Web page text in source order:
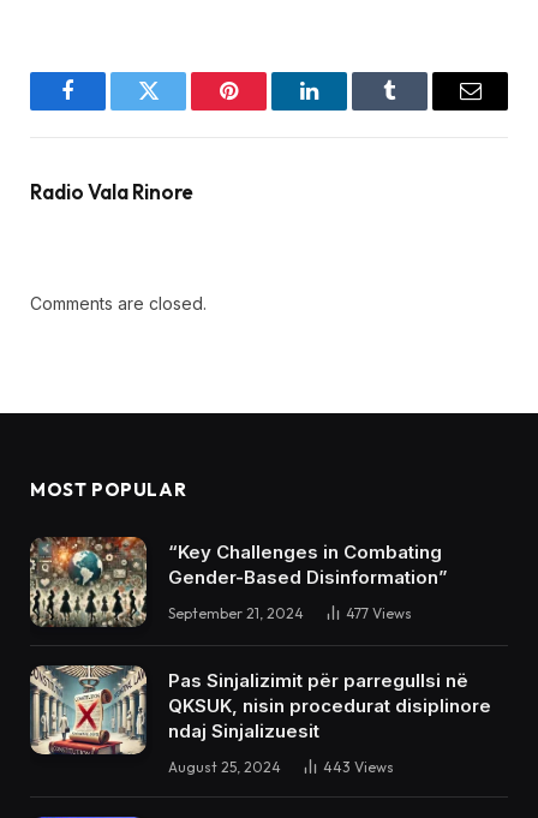
FacebookTwitter Pinterest LinkedInTumblr Email
Radio Vala Rinore
Comments are closed.
MOST POPULAR
“Key Challenges in Combating
Gender-Based Disinformation”
September 21, 2024 477 Views
Pas Sinjalizimit për parregullsi në
QKSUK, nisin procedurat disiplinore
ndaj Sinjalizuesit
August 25, 2024 443 Views